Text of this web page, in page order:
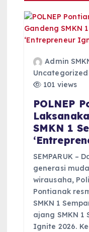
a
t
Admin
Uncategorized
101 views
POLNEP
SMKN 1
SEMPARUK –
generasi
wirausaha,
Pontianak
SMKN 1
ajang SMKN 1
Ignite 2026.